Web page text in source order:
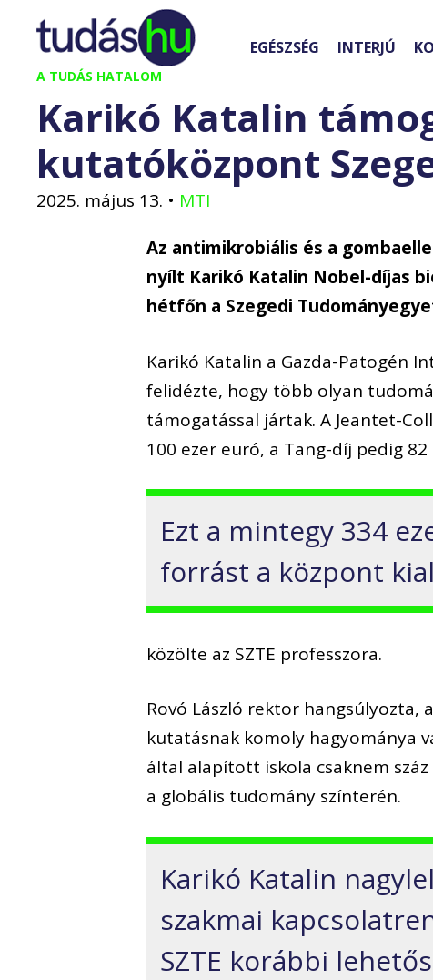
Kilépés
tartalomba
A TUDÁS HATALOM
EGÉSZSÉG INTERJÚ
Karikó Katalin
kutatóközpont
2025. május 13. • MTI
Az antimikrobiális és a
nyílt Karikó Katalin Nobel-díjas
hétfőn a Szegedi
Karikó Katalin a Gazda-Patogén
felidézte, hogy több olyan
támogatással jártak. A Jeantet-
100 ezer euró, a Tang-díj pedig
Ezt a mintegy 334
forrást a központ
közölte az SZTE professzora.
Rovó László rektor hangsúlyozta,
kutatásnak komoly hagyománya
által alapított iskola csaknem
a globális tudomány színterén.
Karikó Katalin
szakmai
SZTE korábbi